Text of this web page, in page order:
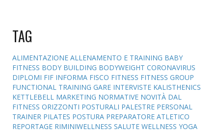
TAG
ALIMENTAZIONE ALLENAMENTO E TRAINING BABY
FITNESS BODY BUILDING BODYWEIGHT CORONAVIRUS
DIPLOMI FIF INFORMA FISCO FITNESS FITNESS GROUP
FUNCTIONAL TRAINING GARE INTERVISTE KALISTHENICS
KETTLEBELL MARKETING NORMATIVE NOVITÀ DAL
FITNESS ORIZZONTI POSTURALI PALESTRE PERSONAL
TRAINER PILATES POSTURA PREPARATORE ATLETICO
REPORTAGE RIMINIWELLNESS SALUTE WELLNESS YOGA